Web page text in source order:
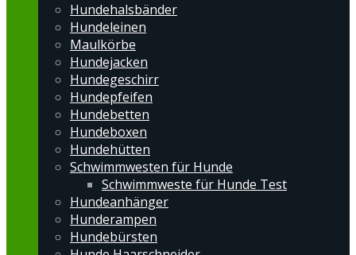
Hundehalsbänder
Hundeleinen
Maulkörbe
Hundejacken
Hundegeschirr
Hundepfeifen
Hundebetten
Hundeboxen
Hundehütten
Schwimmwesten für Hunde
Schwimmweste für Hunde Test
Hundeanhänger
Hunderampen
Hundebürsten